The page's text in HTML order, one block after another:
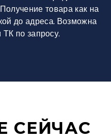
товара как на
до адреса. Возможна
ТК по запросу.
СЕЙЧАС